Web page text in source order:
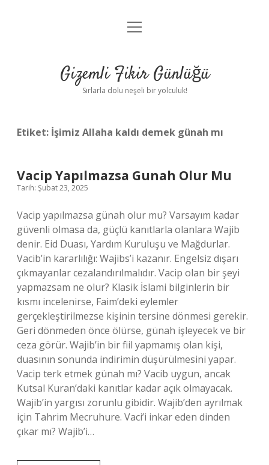
Anasayfa
Yasal Uyarı
menüyü
Gizemli Fikir Günlüğü
Sırlarla dolu neşeli bir yolculuk!
Etiket: İşimiz Allaha kaldı demek günah mı
Vacip Yapılmazsa Gunah Olur Mu
Tarih: Şubat 23, 2025
Vacip yapılmazsa günah olur mu? Varsayım kadar
güvenli olmasa da, güçlü kanıtlarla olanlara Wajib
denir. Eid Duası, Yardım Kuruluşu ve Mağdurlar.
Vacib’in kararlılığı: Wajibs’i kazanır. Engelsiz dışarı
çıkmayanlar cezalandırılmalıdır. Vacip olan bir şeyi
yapmazsam ne olur? Klasik İslami bilginlerin bir
kısmı incelenirse, Faim’deki eylemler
gerçekleştirilmezse kişinin tersine dönmesi gerekir.
Geri dönmeden önce ölürse, günah işleyecek ve bir
ceza görür. Wajib’in bir fiil yapmamış olan kişi,
duasının sonunda indirimin düşürülmesini yapar.
Vacip terk etmek günah mı? Vacib uygun, ancak
Kutsal Kuran’daki kanıtlar kadar açık olmayacak.
Wajib’in yargısı zorunlu gibidir. Wajib’den ayrılmak
için Tahrim Mecruhure. Vaci’i inkar eden dinden
çıkar mı? Wajib’i…